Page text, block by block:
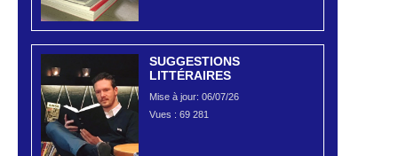
SUGGESTIONS
LITTÉRAIRES
Mise à jour: 06/07/26
Vues : 69 281